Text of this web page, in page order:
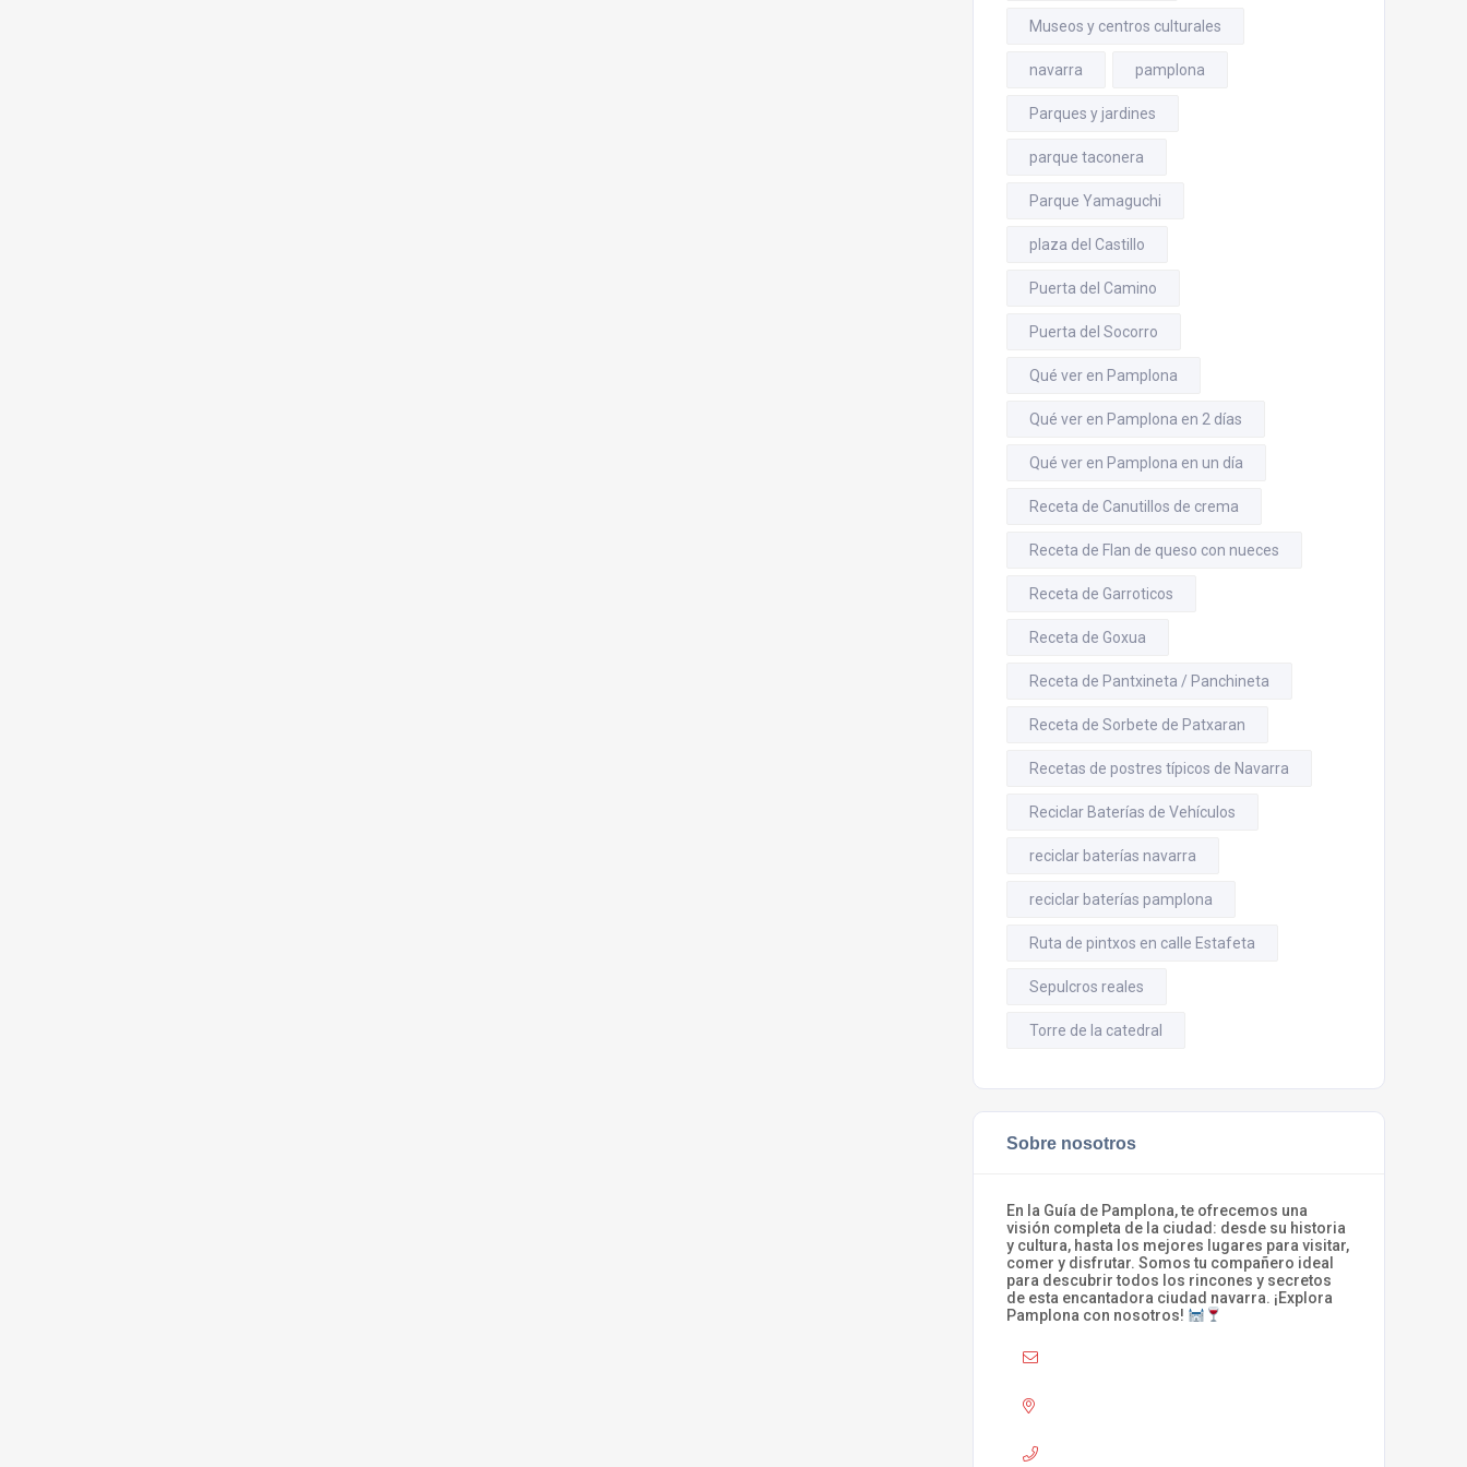
Museos y centros culturales
navarra pamplona
Parques y jardines
parque taconera
Parque Yamaguchi
plaza del Castillo
Puerta del Camino
Puerta del Socorro
Qué ver en Pamplona
Qué ver en Pamplona en 2 días
Qué ver en Pamplona en un día
Receta de Canutillos de crema
Receta de Flan de queso con nueces
Receta de Garroticos
Receta de Goxua
Receta de Pantxineta / Panchineta
Receta de Sorbete de Patxaran
Recetas de postres típicos de Navarra
Reciclar Baterías de Vehículos
reciclar baterías navarra
reciclar baterías pamplona
Ruta de pintxos en calle Estafeta
Sepulcros reales
Torre de la catedral
Sobre nosotros
En la Guía de Pamplona, te ofrecemos una
visión completa de la ciudad: desde su historia
y cultura, hasta los mejores lugares para visitar,
comer y disfrutar. Somos tu compañero ideal
para descubrir todos los rincones y secretos
de esta encantadora ciudad navarra. ¡Explora
Pamplona con nosotros!